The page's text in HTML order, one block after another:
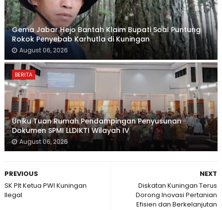
Gema Jabar Hejo Bantah Klaim Bupati Soal Puntung
Rokok Penyebab Karhutla di Kuningan
August 06, 2026
BERITA
Uniku Tuan Rumah Pendampingan Penyusunan
Dokumen SPMI LLDIKTI Wilayah IV
August 06, 2026
NEXT
Diskatan Kuningan Terus
Dorong Inovasi Pertanian
Efisien dan Berkelanjutan
PREVIOUS
SK Plt Ketua PWI Kuningan
Ilegal